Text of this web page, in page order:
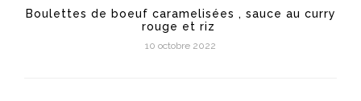
Boulettes de boeuf caramelisées , sauce au curry
rouge et riz
10 octobre 2022